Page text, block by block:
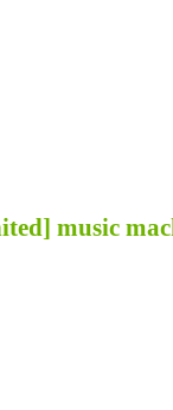
music